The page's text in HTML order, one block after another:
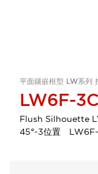
平面鑲嵌框型 LW系列
LW6F-
Flush Silhouette
45°-3位置 LW6F-